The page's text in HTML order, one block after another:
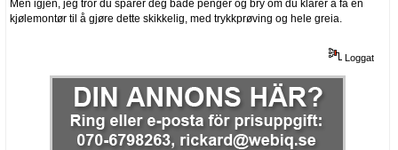
Men igjen, jeg tror du sparer deg både penger og bry om du klarer å få en
kjølemontør til å gjøre dette skikkelig, med trykkprøving og hele greia.
Loggat